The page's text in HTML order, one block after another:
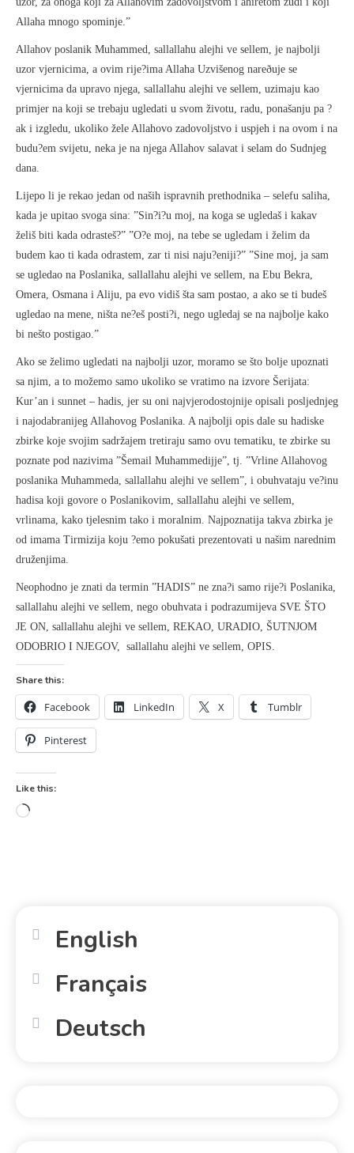
Allaha mnogo spominje.”
Allahov poslanik Muhammed, sallallahu alejhi ve sellem, je najbolji
uzor vjernicima, a ovim rije?ima Allaha Uzvišenog nareðuje se
vjernicima da upravo njega, sallallahu alejhi ve sellem, uzimaju kao
primjer na koji se trebaju ugledati u svom životu, radu, ponašanju pa ?
ak i izgledu, ukoliko žele Allahovo zadovoljstvo i uspjeh i na ovom i na
budu?em svijetu, neka je na njega Allahov salavat i selam do Sudnjeg
dana.
Lijepo li je rekao jedan od naših ispravnih prethodnika – selefu saliha,
kada je upitao svoga sina: ”Sin?i?u moj, na koga se ugledaš i kakav
želiš biti kada odrasteš?” ”O?e moj, na tebe se ugledam i želim da
budem kao ti kada odrastem, zar ti nisi naju?eniji?” ”Sine moj, ja sam
se ugledao na Poslanika, sallallahu alejhi ve sellem, na Ebu Bekra,
Omera, Osmana i Aliju, pa evo vidiš šta sam postao, a ako se ti budeš
ugledao na mene, ništa ne?eš posti?i, nego ugledaj se na najbolje kako
bi nešto postigao.”
Ako se želimo ugledati na najbolji uzor, moramo se što bolje upoznati
sa njim, a to možemo samo ukoliko se vratimo na izvore Šerijata:
Kur’an i sunnet – hadis, jer su oni najvjerodostojnije opisali posljednjeg
i najodabranijeg Allahovog Poslanika. A najbolji opis dale su hadiske
zbirke koje svojim sadržajem tretiraju samo ovu tematiku, te zbirke su
poznate pod nazivima ”Šemail Muhammedijje”, tj. ”Vrline Allahovog
poslanika Muhammeda, sallallahu alejhi ve sellem”, i obuhvataju ve?inu
hadisa koji govore o Poslanikovim, sallallahu alejhi ve sellem,
vrlinama, kako tjelesnim tako i moralnim. Najpoznatija takva zbirka je
od imama Tirmizija koju ?emo pokušati prezentovati u našim narednim
druženjima.
Neophodno je znati da termin ”HADIS” ne zna?i samo rije?i Poslanika,
sallallahu alejhi ve sellem, nego obuhvata i podrazumijeva SVE ŠTO
JE ON, sallallahu alejhi ve sellem, REKAO, URADIO, ŠUTNJOM
ODOBRIO I NJEGOV, sallallahu alejhi ve sellem, OPIS.
Share this:
Facebook LinkedIn X Tumblr
Pinterest
Like this:
English
Français
Deutsch